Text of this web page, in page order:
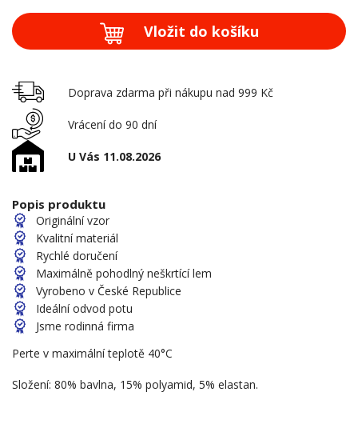
Vložit do košíku
Doprava zdarma při nákupu nad 999 Kč
Vrácení do 90 dní
U Vás 11.08.2026
Popis produktu
Originální vzor
Kvalitní materiál
Rychlé doručení
Maximálně pohodlný neškrtící lem
Vyrobeno v České Republice
Ideální odvod potu
Jsme rodinná firma
Perte v maximální teplotě 40°C
Složení: 80% bavlna, 15% polyamid, 5% elastan.